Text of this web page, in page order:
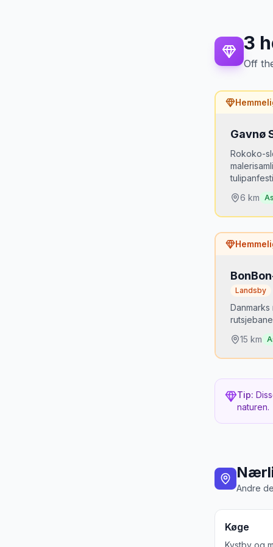
3
Off
Gavnø
Rokoko-
6 km
Maj for
Landsby
15 km
Tivoli
Tip:
naturen.
Andre
Køge
Kystby og